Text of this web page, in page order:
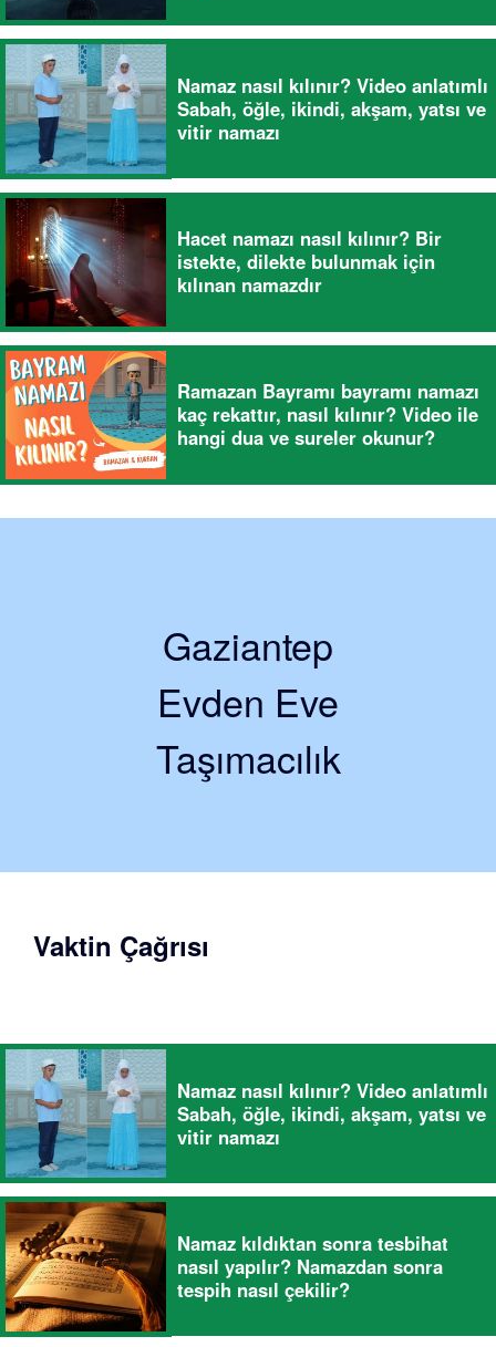
Namaz nasıl kılınır? Video anlatımlı
Sabah, öğle, ikindi, akşam, yatsı ve
vitir namazı
Hacet namazı nasıl kılınır? Bir
istekte, dilekte bulunmak için
kılınan namazdır
Ramazan Bayramı bayramı namazı
kaç rekattır, nasıl kılınır? Video ile
hangi dua ve sureler okunur?
Gaziantep
Evden Eve
Taşımacılık
Vaktin Çağrısı
Namaz nasıl kılınır? Video anlatımlı
Sabah, öğle, ikindi, akşam, yatsı ve
vitir namazı
Namaz kıldıktan sonra tesbihat
nasıl yapılır? Namazdan sonra
tespih nasıl çekilir?